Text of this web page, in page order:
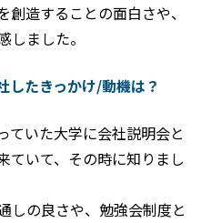
造することの面白さや、
ました。
したきっかけ/動機は？
ていた大学に会社説明会と
ていて、その時に知りまし
しの良さや、勉強会制度と